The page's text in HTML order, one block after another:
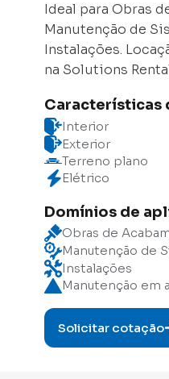
Ideal para Obras
Manutenção de
Instalações.
na Solutions
Características
Interior
Exterior
Terreno plano
Elétrico
Domínios de
Obras de
Manutenção de
Instalações
Manutenção em
Solicitar cotação